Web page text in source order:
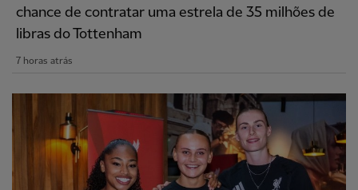
chance de contratar uma estrela de 35 milhões de
libras do Tottenham
7 horas atrás